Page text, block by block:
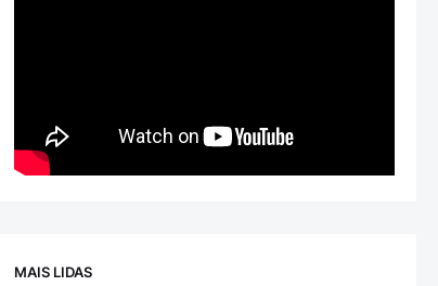
MAIS LIDAS